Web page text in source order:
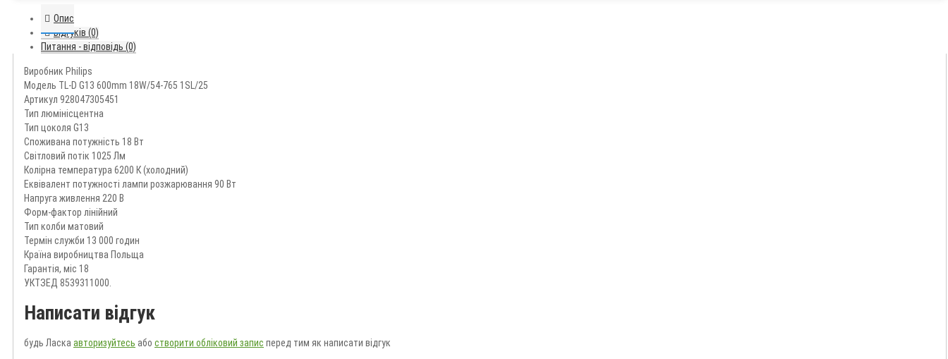
Опис
Відгуків (0)
Питання - відповідь (0)
Виробник Philips
Модель TL-D G13 600mm 18W/54-765 1SL/25
Артикул 928047305451
Тип люмінісцентна
Тип цоколя G13
Споживана потужність 18 Вт
Світловий потік 1025 Лм
Колірна температура 6200 К (холодний)
Еквівалент потужності лампи розжарювання 90 Вт
Напруга живлення 220 В
Форм-фактор лінійний
Тип колби матовий
Термін служби 13 000 годин
Країна виробництва Польща
Гарантія, міс 18
УКТЗЕД 8539311000.
Написати відгук
будь Ласка авторизуйтесь або створити обліковий запис перед тим як написати відгук